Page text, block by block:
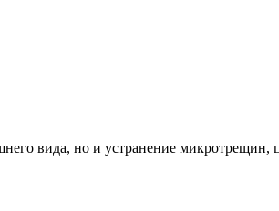
вида, но и устранение